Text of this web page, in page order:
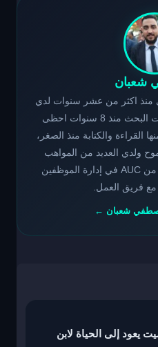
شعبان
منذ اكثر من عشر سنوات لدي
خبرة في مجال تهيئة محركات البحث منذ 8 سنوات احظى
القراءة والكتابة منذ الصغر،
ولدي العديد من المواهب
الإدارية، حاصل على دبلومة من AUC في إدارة الموظفين
مع فريق العمل.
شعبان ←
يعود إلى الحياة لابن